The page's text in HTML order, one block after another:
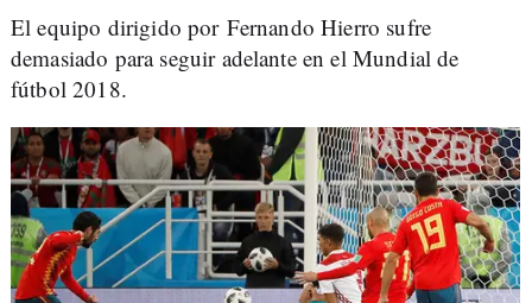
El equipo dirigido por Fernando Hierro sufre
demasiado para seguir adelante en el Mundial de
fútbol 2018.